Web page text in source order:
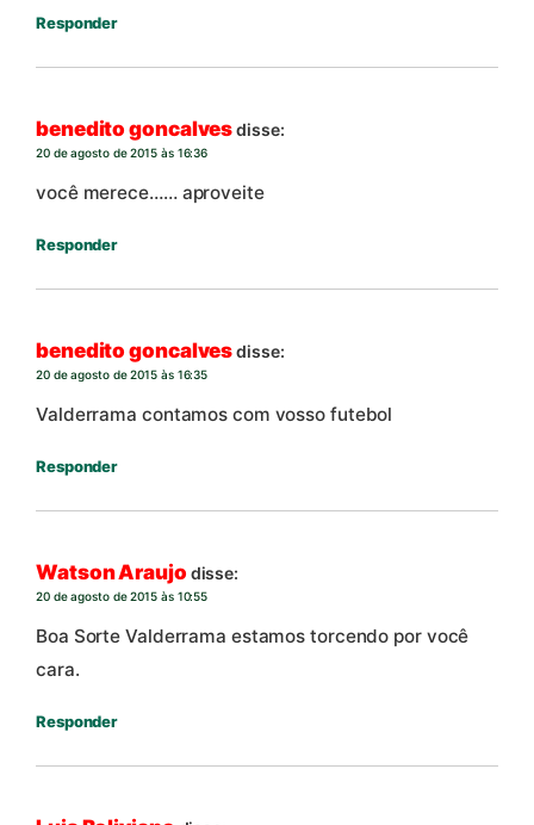
Responder
benedito goncalvesdisse:
20 de agosto de 2015 às 16:36
você merece…… aproveite
Responder
benedito goncalvesdisse:
20 de agosto de 2015 às 16:35
Valderrama contamos com vosso futebol
Responder
Watson Araujo disse:
20 de agosto de 2015 às 10:55
Boa Sorte Valderrama estamos torcendo por você
cara.
Responder